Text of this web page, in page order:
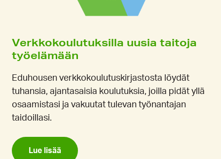
Verkkokoulutuksilla uusia taitoja
työelämään
Eduhousen verkkokoulutuskirjastosta löydät
tuhansia, ajantasaisia koulutuksia, joilla pidät yllä
osaamistasi ja vakuutat tulevan työnantajan
taidoillasi.
Lue lisää